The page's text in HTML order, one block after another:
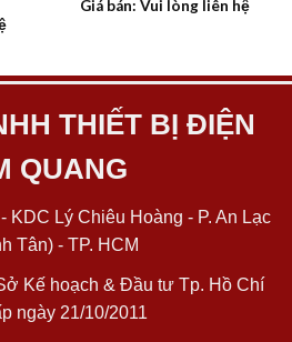
Giá bán: Vui lòng liên hệ
THIẾT BỊ ĐIỆN
QUANG
Lý Chiêu Hoàng - P. An Lạc
Tân) - TP. HCM
Kế hoạch & Đầu tư Tp. Hồ Chí
ngày 21/10/2011